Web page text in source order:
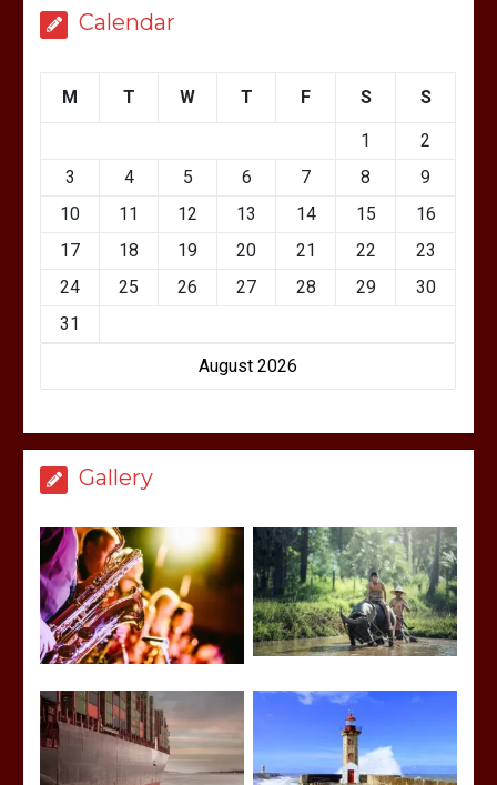
Calendar
August 2026
M T W T F S S
1
2
3
4 5 6 7 8
9
10
11 12 13 14 15
16
17
18 19 20 21 22
23
24
25 26 27 28 29
30
31
Gallery